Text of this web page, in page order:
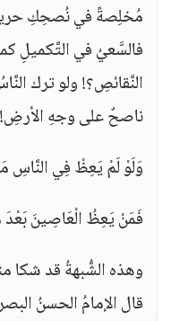
مُخلِصةً في نُصحِكِ
فالسَّعيُ في التَّكميلِ
النَّقائصِ؟! ولو ترك
ناصحٌ على وجهِ
وَلَوْ لَمْ يَعِظْ فِي
فَمَنْ يَعِظُ الْعَاصِينَ
وهذه الشُّبهةُ قد شكا
قال الإمامُ الحسنُ